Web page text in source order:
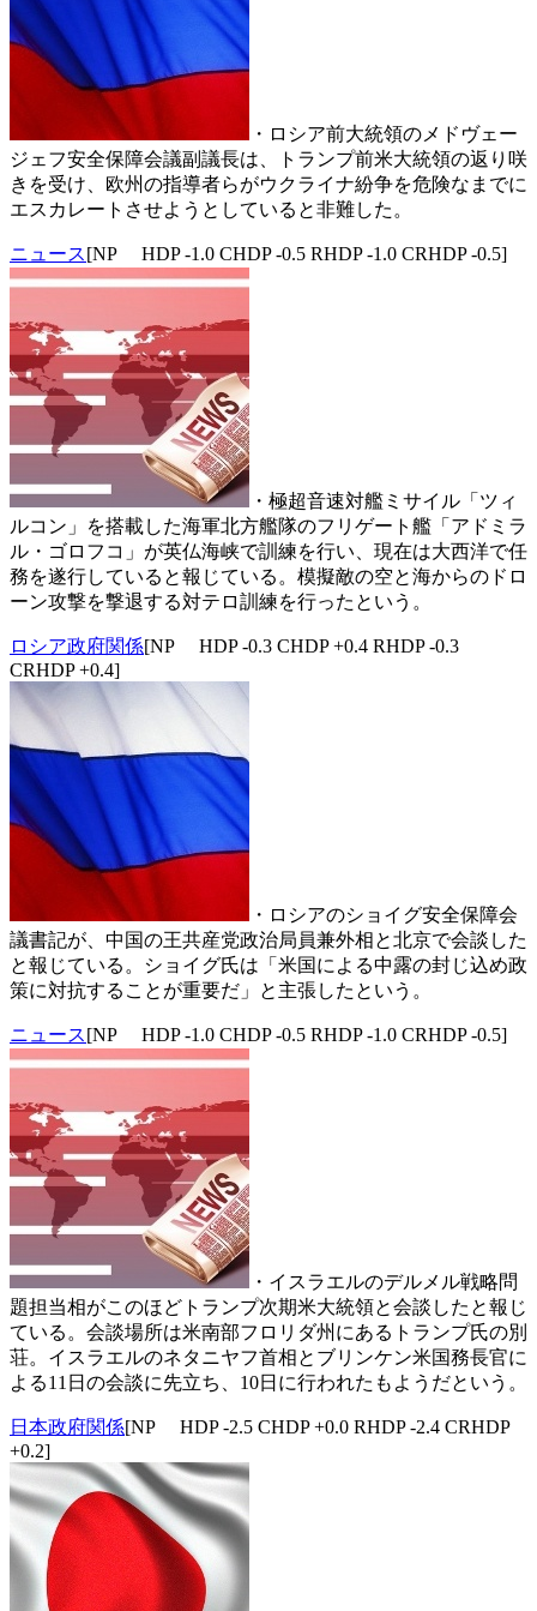
・ロシア前大統領のメドヴェー
ジェフ安全保障会議副議長は、トランプ前米大統領の返り咲
きを受け、欧州の指導者らがウクライナ紛争を危険なまでに
エスカレートさせようとしていると非難した。
ニュース[NP HDP -1.0 CHDP -0.5 RHDP -1.0 CRHDP -0.5]
・極超音速対艦ミサイル「ツィ
ルコン」を搭載した海軍北方艦隊のフリゲート艦「アドミラ
ル・ゴロフコ」が英仏海峡で訓練を行い、現在は大西洋で任
務を遂行していると報じている。模擬敵の空と海からのドロ
ーン攻撃を撃退する対テロ訓練を行ったという。
ロシア政府関係[NP HDP -0.3 CHDP +0.4 RHDP -0.3
CRHDP +0.4]
・ロシアのショイグ安全保障会
議書記が、中国の王共産党政治局員兼外相と北京で会談した
と報じている。ショイグ氏は「米国による中露の封じ込め政
策に対抗することが重要だ」と主張したという。
ニュース[NP HDP -1.0 CHDP -0.5 RHDP -1.0 CRHDP -0.5]
・イスラエルのデルメル戦略問
題担当相がこのほどトランプ次期米大統領と会談したと報じ
ている。会談場所は米南部フロリダ州にあるトランプ氏の別
荘。イスラエルのネタニヤフ首相とブリンケン米国務長官に
よる11日の会談に先立ち、10日に行われたもようだという。
日本政府関係[NP HDP -2.5 CHDP +0.0 RHDP -2.4 CRHDP
+0.2]